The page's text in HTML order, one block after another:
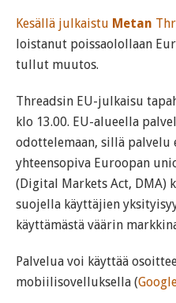
Kesällä julkaistu Metan
loistanut poissaolollaan
tullut muutos.
Threadsin EU-julkaisu
klo 13.00. EU-alueella
odottelemaan, sillä palvelu
yhteensopiva Euroopan
(Digital Markets Act, DMA)
suojella käyttäjien
käyttämästä väärin
Palvelua voi käyttää
mobiilisovelluksella (